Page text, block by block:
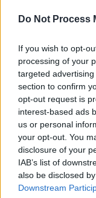
Do Not Process
If you wish to opt-
processing of your
targeted
section to confirm
opt-out request is
interest-based ads
us or personal
your opt-out. You
disclosure of your
IAB’s list of
also be disclosed
Downstream
κλειστή σε
του διεθνούς
«Δεν είναι η
διαστρέφει
ελληνικά
παραχαράξουν
και την
απάντηση από
σοφότεροι
είπε.